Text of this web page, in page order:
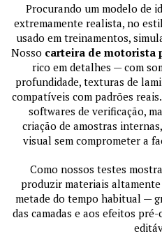
Procurando um modelo de
extremamente realista, no
usado em treinamentos,
Nosso carteira de motorista
rico em detalhes — com
profundidade, texturas de
compatíveis com padrões
softwares de verificação,
criação de amostras
visual sem comprometer a
Como nossos testes
produzir materiais
metade do tempo habitual —
das camadas e aos efeitos